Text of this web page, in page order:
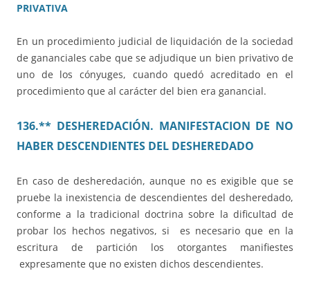
PRIVATIVA
En un procedimiento judicial de liquidación de la sociedad
de gananciales cabe que se adjudique un bien privativo de
uno de los cónyuges, cuando quedó acreditado en el
procedimiento que al carácter del bien era ganancial.
136.** DESHEREDACIÓN. MANIFESTACION DE NO
HABER DESCENDIENTES DEL DESHEREDADO
En caso de desheredación, aunque no es exigible que se
pruebe la inexistencia de descendientes del desheredado,
conforme a la tradicional doctrina sobre la dificultad de
probar los hechos negativos, si es necesario que en la
escritura de partición los otorgantes manifiestes
expresamente que no existen dichos descendientes.